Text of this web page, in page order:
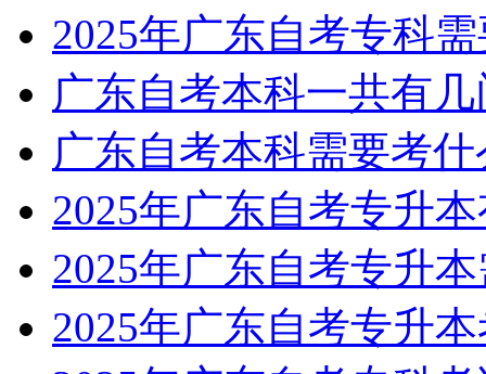
2025年广东自考专科
广东自考本科一共有
广东自考本科需要考
2025年广东自考专升
2025年广东自考专升
2025年广东自考专升